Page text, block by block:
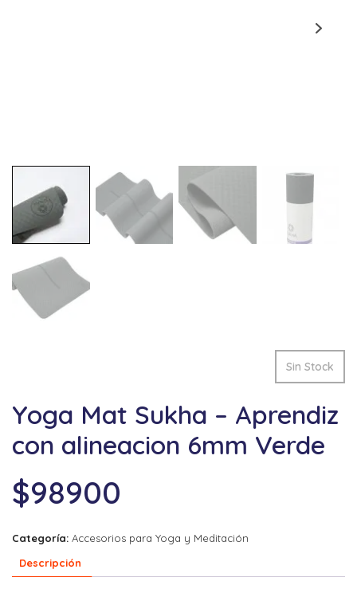
Sin Stock
Yoga Mat Sukha – Aprendiz
con alineacion 6mm Verde
$98900
Categoría: Accesorios para Yoga y Meditación
Descripción